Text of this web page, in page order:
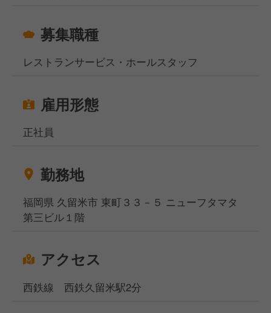
募集職種
レストランサービス・ホールスタッフ
雇用形態
正社員
勤務地
福岡県 久留米市 東町３３－５ ニューフタマタ
第三ビル１階
アクセス
西鉄線 西鉄久留米駅2分